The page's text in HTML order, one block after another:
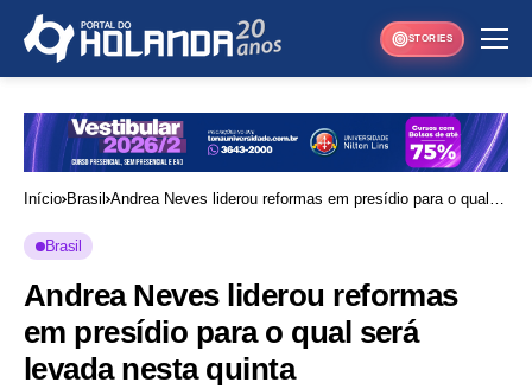
STORIES
Início Brasil Andrea Neves liderou reformas em presídio para o qual
Brasil
Andrea Neves liderou reformas
em presídio para o qual será
levada nesta quinta